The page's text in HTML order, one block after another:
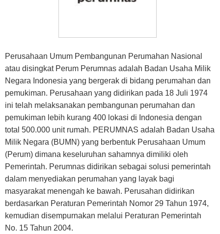
Perusahaan Umum Pembangunan Perumahan Nasional
atau disingkat Perum Perumnas adalah Badan Usaha Milik
Negara Indonesia yang bergerak di bidang perumahan dan
pemukiman. Perusahaan yang didirikan pada 18 Juli 1974
ini telah melaksanakan pembangunan perumahan dan
pemukiman lebih kurang 400 lokasi di Indonesia dengan
total 500.000 unit rumah. PERUMNAS adalah Badan Usaha
Milik Negara (BUMN) yang berbentuk Perusahaan Umum
(Perum) dimana keseluruhan sahamnya dimiliki oleh
Pemerintah. Perumnas didirikan sebagai solusi pemerintah
dalam menyediakan perumahan yang layak bagi
masyarakat menengah ke bawah. Perusahan didirikan
berdasarkan Peraturan Pemerintah Nomor 29 Tahun 1974,
kemudian disempurnakan melalui Peraturan Pemerintah
No. 15 Tahun 2004.